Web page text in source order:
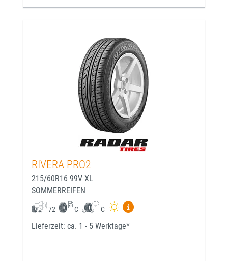
RIVERA PRO2
215/60R16 99V XL
SOMMERREIFEN
72 C C
Mehr Informationen zum
Lieferzeit: ca. 1 - 5 Werktage*